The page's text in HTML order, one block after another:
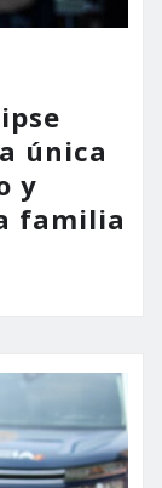
única
y
familia